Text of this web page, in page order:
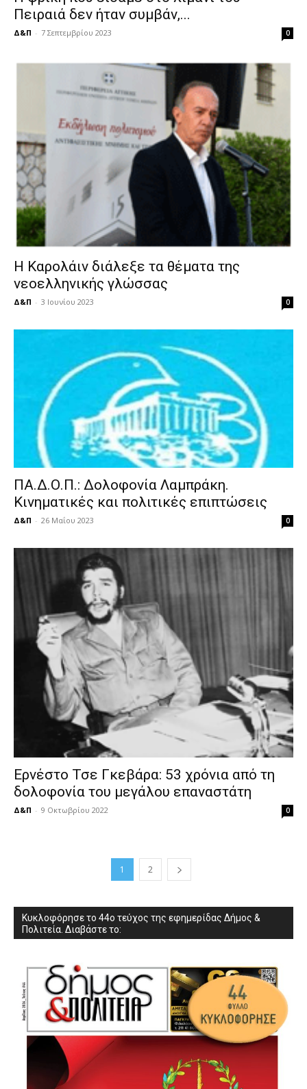
Πειραιά δεν ήταν συμβάν,...
Δ&Π - 7 Σεπτεμβρίου 2023 0
Η Καρολάιν διάλεξε τα θέματα της
νεοελληνικής γλώσσας
Δ&Π - 3 Ιουνίου 2023 0
ΠΑ.Δ.Ο.Π.: Δολοφονία Λαμπράκη.
Κινηματικές και πολιτικές επιπτώσεις
Δ&Π - 26 Μαΐου 2023 0
Ερνέστο Τσε Γκεβάρα: 53 χρόνια από τη
δολοφονία του μεγάλου επαναστάτη
Δ&Π - 9 Οκτωβρίου 2022 0
1 2
Κυκλοφόρησε το 44ο τεύχος της εφημερίδας Δήμος &
Πολιτεία. Διαβάστε το: